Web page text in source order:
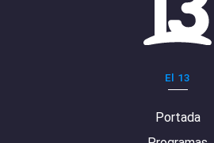
El 13
Portada